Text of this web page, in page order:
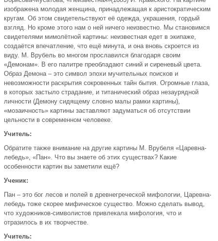
изображена молодая женщина, принадлежащая к аристократическим
кругам. Об этом свидетельствуют её одежда, украшения, гордый
взгляд. Но кроме этого нам о ней ничего неизвестно. Мы становимся
свидетелями мимолётной картины: неизвестная едет в экипаже,
создаётся впечатление, что ещё минута, и она вновь скроется из
виду. М. Врубель во многом прославился благодаря своим
«Демонам». В его палитре преобладают синий и сиреневый цвета.
Образ Демона – это символ эпохи мучительных поисков и
невозможности раскрытия сокровенных тайн бытия. Огромные глаза,
в которых застыло страдание, и титанический образ незаурядной
личности (Демону сидящему словно малы рамки картины),
«мозаичность» картины заставляют задуматься об отсутствии
цельности в современном человеке.
Учитель:
Обратите также внимание на другие картины М. Врубеля «Царевна-
лебедь», «Пан». Что вы знаете об этих существах? Какие
особенности картин вы заметили ещё?
Ученик:
Пан – это бог лесов и полей в древнегреческой мифологии, Царевна-
лебедь тоже скорее мифическое существо. Можно сделать вывод,
что художников-символистов привлекала мифология, что и
отразилось в их творчестве.
Учитель: